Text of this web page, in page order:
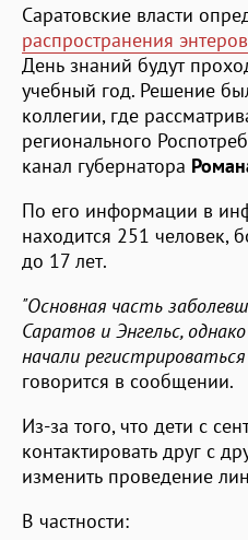
Саратовские власти
распространения
День знаний будут
учебный год. Решение
коллегии, где
регионального
канал губернатора
По его информации в
находится 251 человек,
до 17 лет.
"Основная часть
Саратов и Энгельс,
начали
говорится в сообщении.
Из-за того, что дети с
контактировать друг с
изменить проведение
В частности: